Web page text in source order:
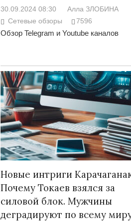
30.09.2024 08:30
Алла ЗЛОБИНА
Сетевые обзоры
7596
Обзор Telegram и Youtube каналов
Новые интриги
Почему Токаев взялся за
силовой блок. Мужчины
деградируют по всему